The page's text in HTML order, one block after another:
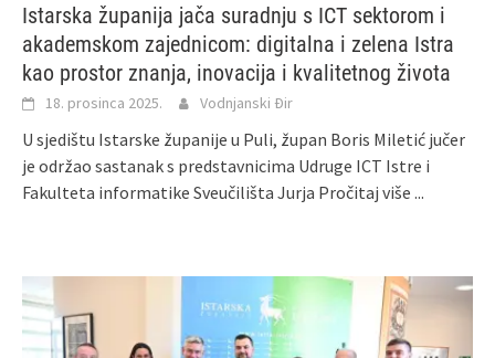
Istarska županija jača suradnju s ICT sektorom i
akademskom zajednicom: digitalna i zelena Istra
kao prostor znanja, inovacija i kvalitetnog života
18. prosinca 2025. Vodnjanski Đir
U sjedištu Istarske županije u Puli, župan Boris Miletić jučer
je održao sastanak s predstavnicima Udruge ICT Istre i
Fakulteta informatike Sveučilišta Jurja Pročitaj više ...